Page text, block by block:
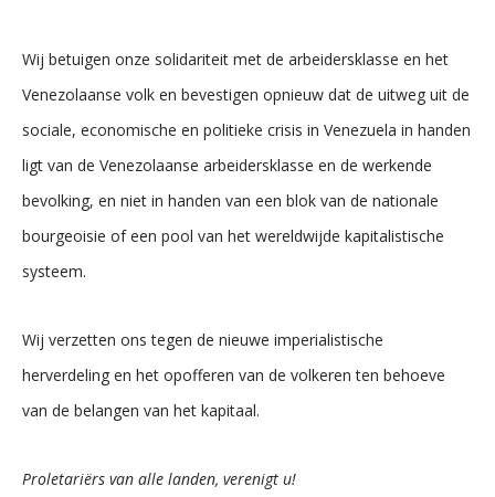
Wij betuigen onze solidariteit met de arbeidersklasse en het
Venezolaanse volk en bevestigen opnieuw dat de uitweg uit de
sociale, economische en politieke crisis in Venezuela in handen
ligt van de Venezolaanse arbeidersklasse en de werkende
bevolking, en niet in handen van een blok van de nationale
bourgeoisie of een pool van het wereldwijde kapitalistische
systeem.
Wij verzetten ons tegen de nieuwe imperialistische
herverdeling en het opofferen van de volkeren ten behoeve
van de belangen van het kapitaal.
Proletariërs van alle landen, verenigt u!